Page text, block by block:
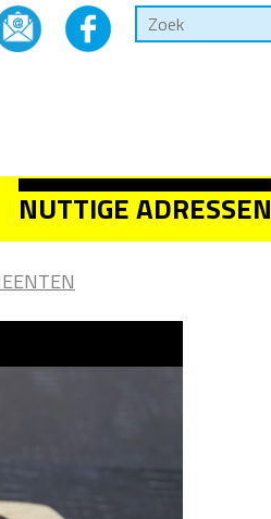
NUTTIGE ADRESSEN